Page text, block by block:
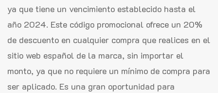
ya que tiene un vencimiento establecido hasta el
año 2024. Este código promocional ofrece un 20%
de descuento en cualquier compra que realices en el
sitio web español de la marca, sin importar el
monto, ya que no requiere un mínimo de compra para
ser aplicado. Es una gran oportunidad para